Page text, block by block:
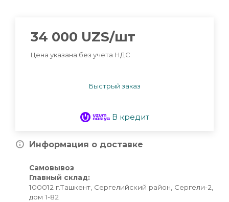
34 000 UZS/шт
Цена указана без учета НДС
Быстрый заказ
В кредит
Информация о доставке
Самовывоз
Главный склад:
100012 г.Ташкент, Сергелийский район, Сергели-2,
дом 1-82